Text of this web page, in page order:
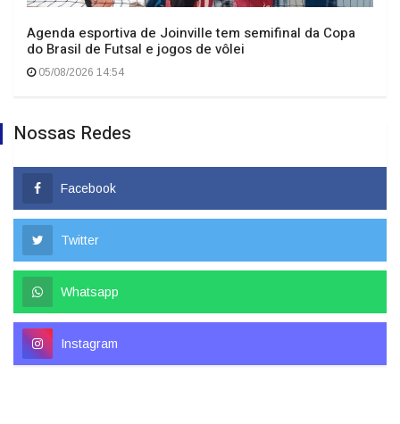
Agenda esportiva de Joinville tem semifinal da Copa
do Brasil de Futsal e jogos de vôlei
05/08/2026 14:54
Nossas Redes
Facebook
Twitter
Whatsapp
Instagram